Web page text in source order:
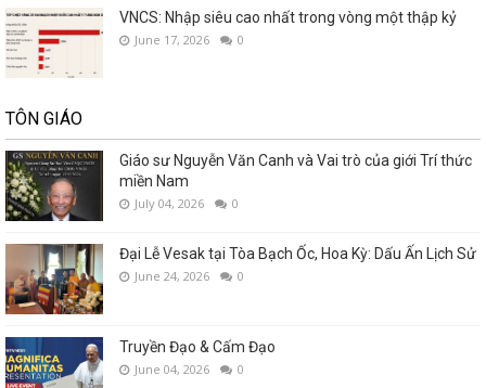
VNCS: Nhập siêu cao nhất trong vòng một thập kỷ
June 17, 2026 0
TÔN GIÁO
Giáo sư Nguyễn Văn Canh và Vai trò của giới Trí thức
miền Nam
July 04, 2026 0
Đại Lễ Vesak tại Tòa Bạch Ốc, Hoa Kỳ: Dấu Ấn Lịch Sử
June 24, 2026 0
Truyền Đạo & Cấm Đạo
June 04, 2026 0